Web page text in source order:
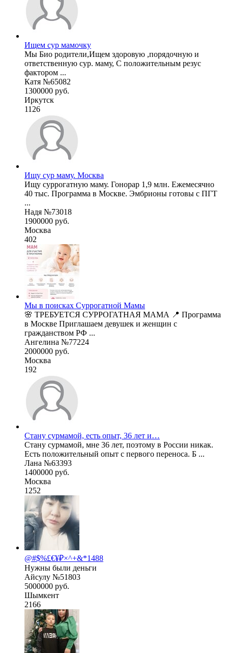
Ищем сур мамочку
Мы Био родители,Ищем здоровую ,порядочную и
ответственную сур. маму, С положительным резус
фактором ...
Катя №65082
1300000 руб.
Иркутск
1126
Ищу сур маму. Москва
Ищу суррогатную маму. Гонорар 1,9 млн. Ежемесячно
40 тыс. Программа в Москве. Эмбрионы готовы с ПГТ
...
Надя №73018
1900000 руб.
Москва
402
Мы в поисках Суррогатной Мамы
🌸 ТРЕБУЕТСЯ СУРРОГАТНАЯ МАМА 📍 Программа
в Москве Приглашаем девушек и женщин с
гражданством РФ ...
Ангелина №77224
2000000 руб.
Москва
192
Стану сурмамой, есть опыт, 36 лет и…
Стану сурмамой, мне 36 лет, поэтому в России никак.
Есть положительный опыт с первого переноса. Б ...
Лана №63393
1400000 руб.
Москва
1252
@#$%£€¥₽×^+&*1488
Нужны были деньги
Айсулу №51803
5000000 руб.
Шымкент
2166